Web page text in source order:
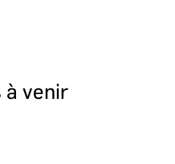
à venir